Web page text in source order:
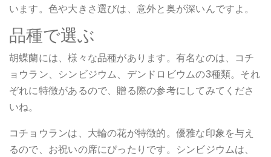
います。色や大きさ選びは、意外と奥が深いんですよ。
品種で選ぶ
胡蝶蘭には、様々な品種があります。有名なのは、コチ
ョウラン、シンビジウム、デンドロビウムの3種類。それ
ぞれに特徴があるので、贈る際の参考にしてみてくださ
いね。
コチョウランは、大輪の花が特徴的。優雅な印象を与え
るので、お祝いの席にぴったりです。シンビジウムは、